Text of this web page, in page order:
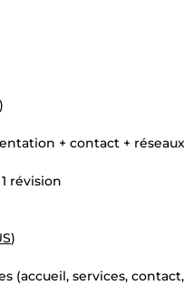
)
+ contact +
révision
)
(accueil, services,